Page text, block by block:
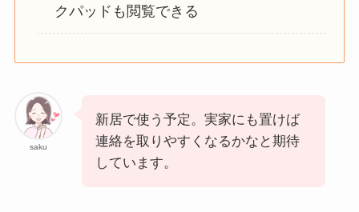
クパッドも閲覧できる
saku
新居で使う予定。実家にも置けば
連絡を取りやすくなるかなと期待
しています。